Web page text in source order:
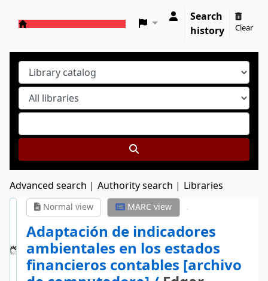
Search
history
Clear
Advanced search Authority search Libraries
Normal view MARC view
Adaptación de indicadores
ambientales en los estados
financieros contables [archivo